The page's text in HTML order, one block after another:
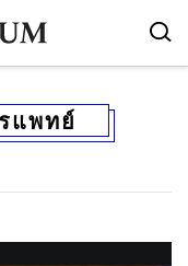
แพทย์